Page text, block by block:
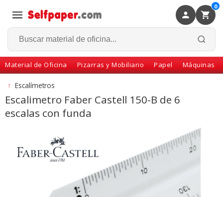
0
Material de Oficina Pizarras y Mobiliario Papel Máquinas
Volver
↑ Escalímetros
Escalimetro Faber Castell 150-B de 6
escalas con funda